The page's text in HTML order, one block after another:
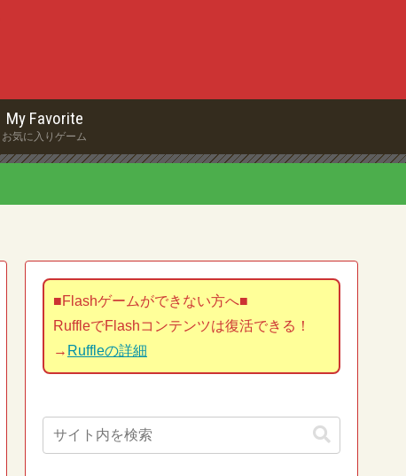
My Favorite
お気に入りゲーム
■Flashゲームができない方へ■
RuffleでFlashコンテンツは復活できる！
→ Ruffleの詳細